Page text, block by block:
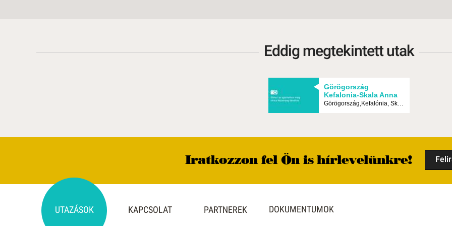
Eddig megtekintett utak
Görögország
Kefalonia-Skala Anna
Apartman Skala -
Iratkozzon fel Ön is hírlevelünkre!
UTAZÁSOK KAPCSOLAT PARTNEREK DOKUMENTUMOK